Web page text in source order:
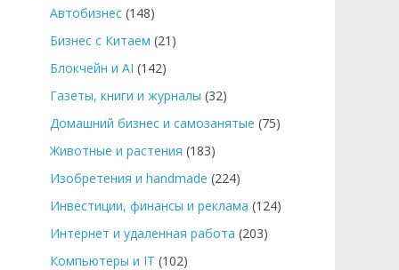
Автобизнес (148)
Бизнес с Китаем (21)
Блокчейн и AI (142)
Газеты, книги и журналы (32)
Домашний бизнес и самозанятые (75)
Животные и растения (183)
Изобретения и handmade (224)
Инвестиции, финансы и реклама (124)
Интернет и удаленная работа (203)
Компьютеры и IT (102)